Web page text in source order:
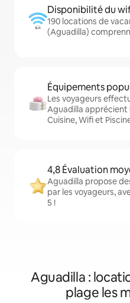
Disponibilité du
190 locations de
(Aguadilla)
Équipements
Les voyageurs
Aguadilla apprécient
Cuisine, Wifi et
4,8 Évaluation
Aguadilla propose
par les voyageurs,
5 !
Aguadilla :
plage les